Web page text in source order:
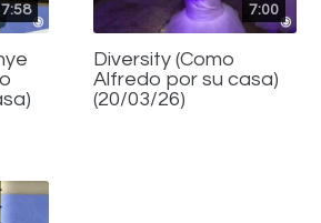
7:00
Diversity (Como
Alfredo por su casa)
(20/03/26)